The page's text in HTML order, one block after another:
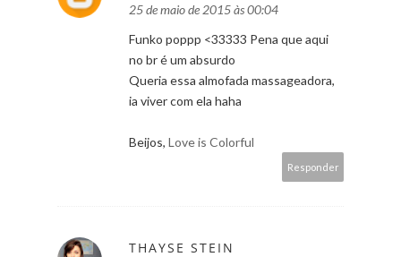
25 de maio de 2015 às 00:04
Funko poppp <33333 Pena que aqui
no br é um absurdo
Queria essa almofada massageadora,
ia viver com ela haha
Beijos, Love is Colorful
Responder
THAYSE STEIN